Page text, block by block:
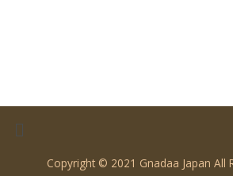
Copyright © 2021 Gnadaa Japan All